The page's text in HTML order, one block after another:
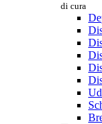
di cura